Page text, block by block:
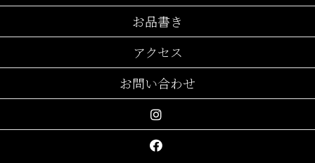
お品書き
アクセス
お問い合わせ